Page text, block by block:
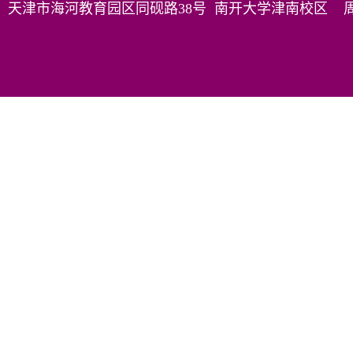
天津市海河教育园区同砚路38号 南开大学津南校区